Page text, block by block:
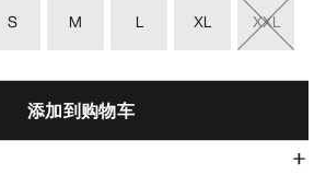
S M L XL
XXL
添加到购物车